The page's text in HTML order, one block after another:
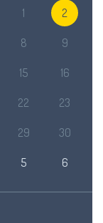
1 2
8 9
15 16
22 23
29 30
5 6